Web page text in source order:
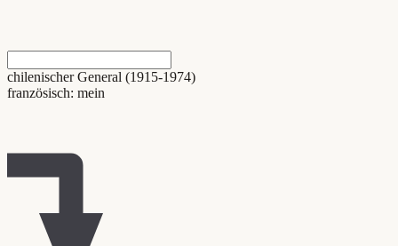
chilenischer General (1915-1974)
französisch: mein